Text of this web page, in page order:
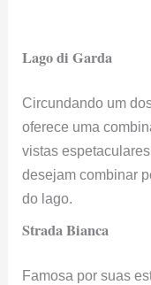
Lago di Garda
Circundando um
oferece uma
vistas
desejam combinar
do lago.
Strada Bianca
Famosa por suas